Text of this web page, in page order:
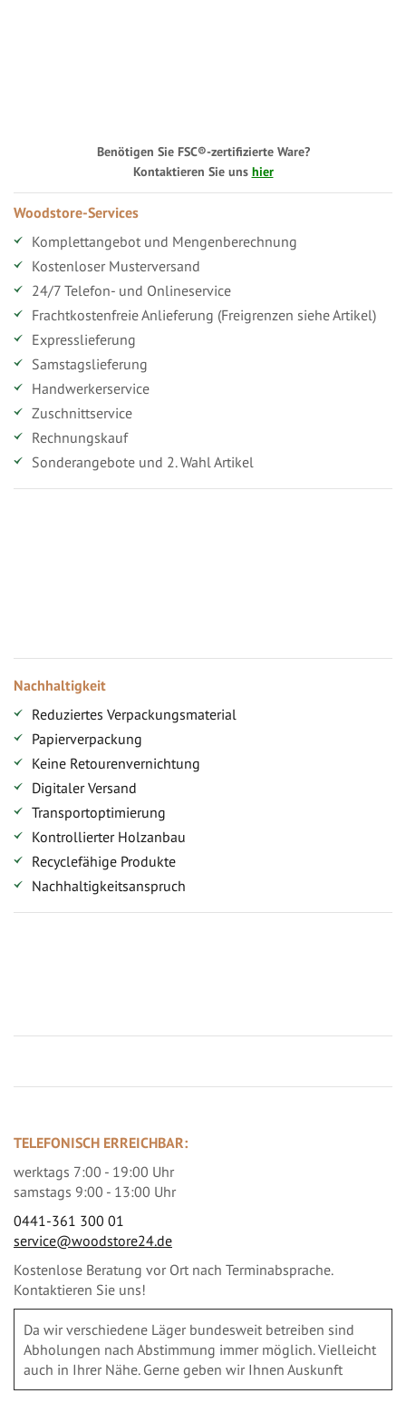
Benötigen Sie FSC®-zertifizierte Ware?
Kontaktieren Sie uns hier
Woodstore-Services
Komplettangebot und Mengenberechnung
Kostenloser Musterversand
24/7 Telefon- und Onlineservice
Frachtkostenfreie Anlieferung (Freigrenzen siehe Artikel)
Expresslieferung
Samstagslieferung
Handwerkerservice
Zuschnittservice
Rechnungskauf
Sonderangebote und 2. Wahl Artikel
Nachhaltigkeit
Reduziertes Verpackungsmaterial
Papierverpackung
Keine Retourenvernichtung
Digitaler Versand
Transportoptimierung
Kontrollierter Holzanbau
Recyclefähige Produkte
Nachhaltigkeitsanspruch
TELEFONISCH ERREICHBAR:
werktags 7:00 - 19:00 Uhr
samstags 9:00 - 13:00 Uhr
0441-361 300 01
service@woodstore24.de
Kostenlose Beratung vor Ort nach Terminabsprache.
Kontaktieren Sie uns!
Da wir verschiedene Läger bundesweit betreiben sind
Abholungen nach Abstimmung immer möglich. Vielleicht
auch in Ihrer Nähe. Gerne geben wir Ihnen Auskunft